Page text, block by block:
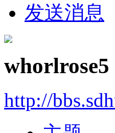
发送消息
whorlrose5
http://